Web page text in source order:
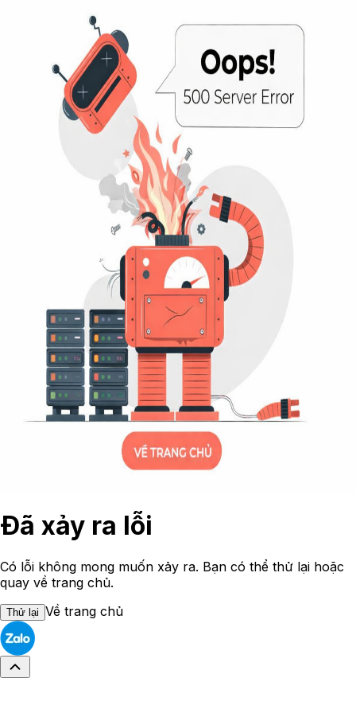
Đã xảy ra lỗi
Có lỗi không mong muốn xảy ra. Bạn có thể thử lại hoặc
quay về trang chủ.
Thử lại Về trang chủ